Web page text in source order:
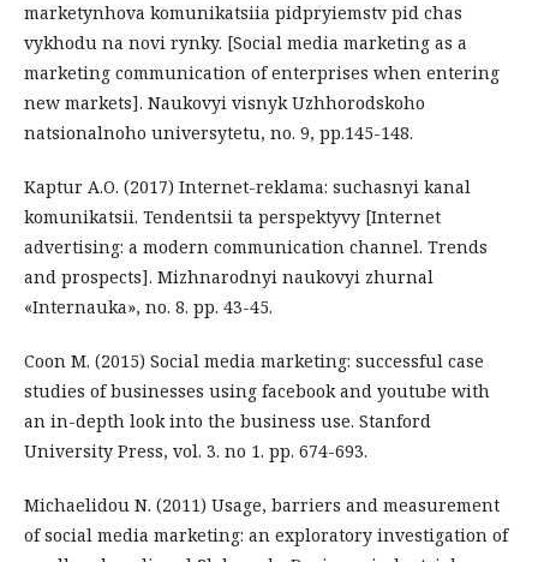
marketynhova komunikatsiia pidpryiemstv pid chas
vykhodu na novi rynky. [Social media marketing as a
marketing communication of enterprises when entering
new markets]. Naukovyi visnyk Uzhhorodskoho
natsionalnoho universytetu, no. 9, pp.145-148.
Kaptur A.O. (2017) Internet-reklama: suchasnyi kanal
komunikatsii. Tendentsii ta perspektyvy [Internet
advertising: a modern communication channel. Trends
and prospects]. Mizhnarodnyi naukovyi zhurnal
«Internauka», no. 8. pp. 43-45.
Coon M. (2015) Social media marketing: successful case
studies of businesses using facebook and youtube with
an in-depth look into the business use. Stanford
University Press, vol. 3. no 1. pp. 674-693.
Michaelidou N. (2011) Usage, barriers and measurement
of social media marketing: an exploratory investigation of